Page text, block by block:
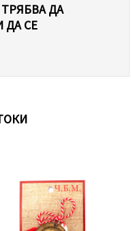
ДА
ДА СЕ